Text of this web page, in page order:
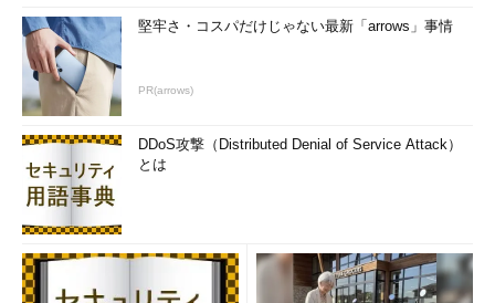
堅牢さ・コスパだけじゃない最新「arrows」事情
PR(arrows)
DDoS攻撃（Distributed Denial of Service Attack）
とは